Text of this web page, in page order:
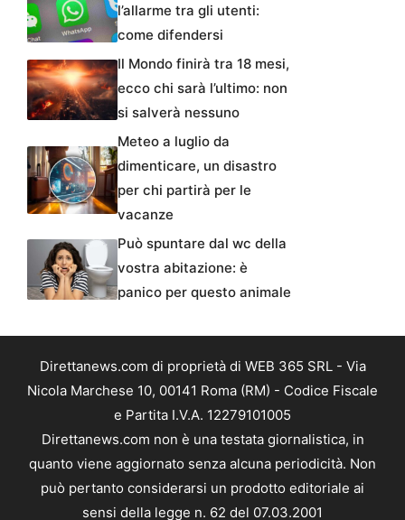
l’allarme tra gli utenti:
come difendersi
Il Mondo finirà tra 18 mesi,
ecco chi sarà l’ultimo: non
si salverà nessuno
Meteo a luglio da
dimenticare, un disastro
per chi partirà per le
vacanze
Può spuntare dal wc della
vostra abitazione: è
panico per questo animale
Direttanews.com di proprietà di WEB 365 SRL - Via
Nicola Marchese 10, 00141 Roma (RM) - Codice Fiscale
e Partita I.V.A. 12279101005
Direttanews.com non è una testata giornalistica, in
quanto viene aggiornato senza alcuna periodicità. Non
può pertanto considerarsi un prodotto editoriale ai
sensi della legge n. 62 del 07.03.2001